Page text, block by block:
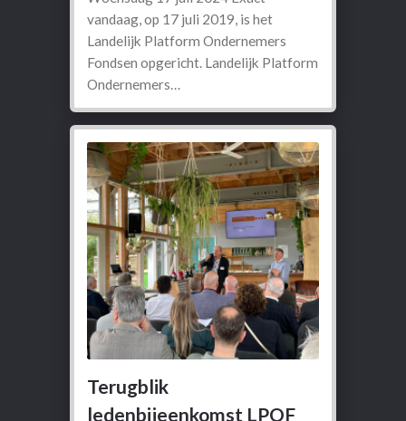
vandaag, op 17 juli 2019, is het
Landelijk Platform Ondernemers
Fondsen opgericht. Landelijk Platform
Ondernemers…
Terugblik
ledenbijeenkomst LPOF